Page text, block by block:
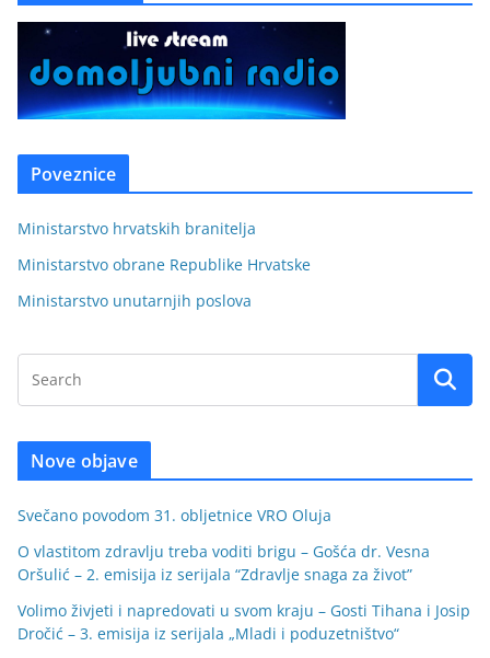
Poveznice
Ministarstvo hrvatskih branitelja
Ministarstvo obrane Republike Hrvatske
Ministarstvo unutarnjih poslova
Nove objave
Svečano povodom 31. obljetnice VRO Oluja
O vlastitom zdravlju treba voditi brigu – Gošća dr. Vesna
Oršulić – 2. emisija iz serijala “Zdravlje snaga za život”
Volimo živjeti i napredovati u svom kraju – Gosti Tihana i Josip
Dročić – 3. emisija iz serijala „Mladi i poduzetništvo“